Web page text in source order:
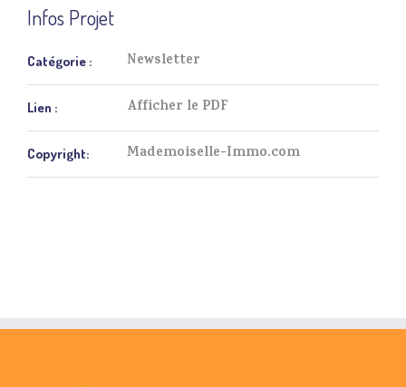
Infos Projet
Catégorie : Newsletter
Lien : Afficher le PDF
Copyright: Mademoiselle-Immo.com